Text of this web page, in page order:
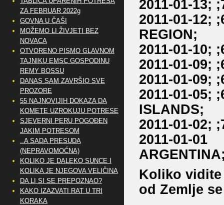
2011-01-13;
2011-01-12;
REGION;
2011-01-10;
2011-01-09;
2011-01-09;
2011-01-05;
ISLANDS;
2011-01-02;
2011-01-01
Koliko
od Zemlje
ZA FEBRUAR 2022g
GOVNA U ČAŠI
MOŽEMO LI ŽIVJETI BEZ
NOVACA
OTVORENO PISMO GLAVNOM
TAJNIKU EMSC GOSPODINU
REMY BOSSU
DANAS SAM ZAVRŠIO SVE
PROZORE
55 NAJNOVIJIH DOKAZA DA
KOMETE UZROKUJU POTRESE
SJEVERNI PERU POGOĐEN
JAKIM POTRESOM
..A SADA PRESUDA
(NEPRAVOMOĆNA)
KOLIKO JE DALEKO SUNCE I
KOLIKA JE NJEGOVA VELIČINA
DA LI SI SE PREPOZNAO?
KAKO IZAZVATI RAT U TRI
KORAKA